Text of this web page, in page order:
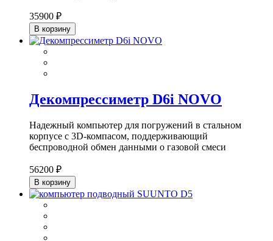
35900 ₽
В корзину
Декомпрессиметр D6i NOVO
Надежный компьютер для погружений в стальном
корпусе с 3D-компасом, поддерживающий
беспроводной обмен данными о газовой смеси
56200 ₽
В корзину